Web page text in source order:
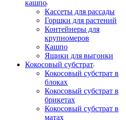
кашпо
Кассеты для рассады
Горшки для растений
Контейнеры для
крупномеров
Кашпо
Ящики для выгонки
Кокосовый субстрат
Кокосовый субстрат в
блоках
Кокосовый субстрат в
брикетах
Кокосовый субстрат в
матах